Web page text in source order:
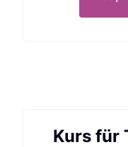
Kurs für